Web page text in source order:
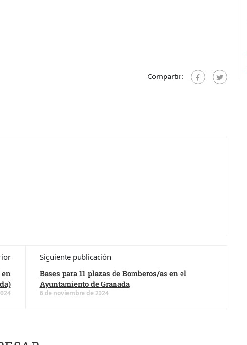
Compartir:
en
Siguiente publicación
Bases para 11 plazas de Bomberos/as en el
Ayuntamiento de Granada
6 de noviembre de 2024